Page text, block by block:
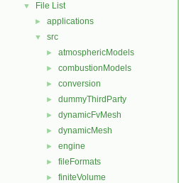
▼ File List
► applications
▼ src
► atmosphericModels
► combustionModels
► conversion
► dummyThirdParty
► dynamicFvMesh
► dynamicMesh
► engine
► fileFormats
► finiteVolume